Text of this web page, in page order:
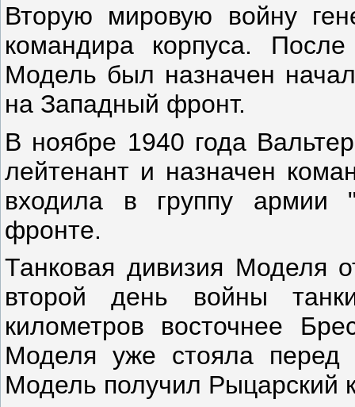
Вторую мировую войну
командира корпуса.
Модель был назначен
на Западный фронт.
В ноябре 1940 года
лейтенант и назначен
входила в группу армии
фронте.
Танковая дивизия Моделя
второй день войны
километров восточнее
Моделя уже стояла перед
Модель получил Рыцарский